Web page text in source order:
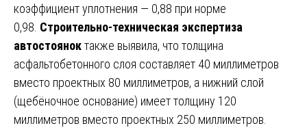
коэффициент уплотнения — 0,88 при норме
0,98. Строительно-техническая экспертиза
автостояноктакже выявила, что толщина
асфальтобетонного слоя составляет 40 миллиметров
вместо проектных 80 миллиметров, а нижний слой
(щебёночное основание) имеет толщину 120
миллиметров вместо проектных 250 миллиметров.